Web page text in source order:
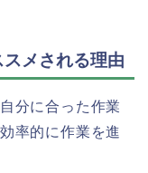
メされる理由
分に合った作業
率的に作業を進